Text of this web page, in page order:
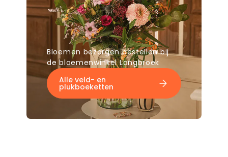
Bloemen bezorgen bestellen bij
de bloemenwinkel Langbroek
Alle veld- en
plukboeketten